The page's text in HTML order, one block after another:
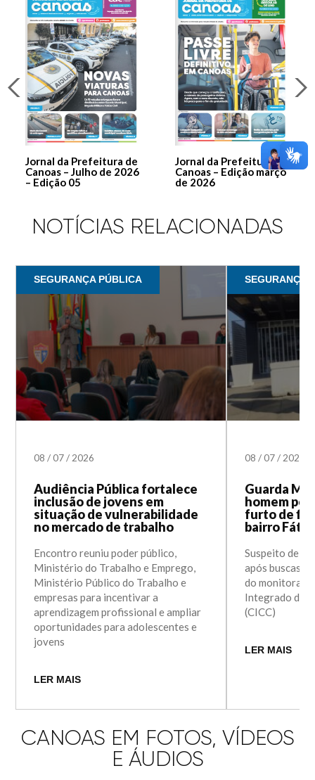
Jornal da Prefeitura de
Canoas – Julho de 2026
– Edição 05
Jornal da Prefeitura de
Canoas – Edição março
de 2026
NOTÍCIAS RELACIONADAS
SEGURANÇA PÚBLICA
08/07/ 2026
Audiência Pública fortalece
inclusão de jovens em
situação de vulnerabilidade
no mercado de trabalho
Encontro reuniu poder público,
Ministério do Trabalho e Emprego,
Ministério Público do Trabalho e
empresas para incentivar a
aprendizagem profissional e ampliar
oportunidades para adolescentes e
jovens
LER MAIS
SEGURANÇA
08/07/ 2026
Guarda
homem
furto de
bairro
Suspeito de
após buscas;
do
Integrado de
(CICC)
LER MAIS
CANOAS EM FOTOS, VÍDEOS
E ÁUDIOS